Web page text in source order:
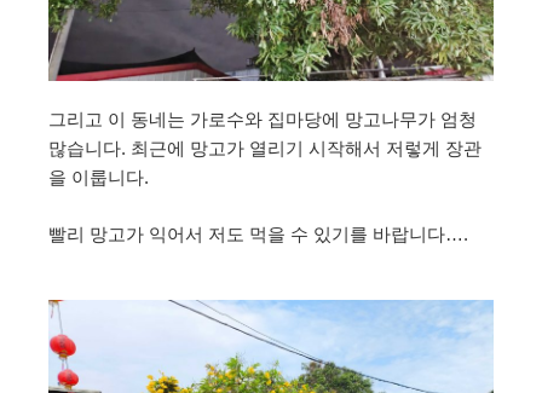
그리고 이 동네는 가로수와 집마당에 망고나무가 엄청
많습니다. 최근에 망고가 열리기 시작해서 저렇게 장관
을 이룹니다.
빨리 망고가 익어서 저도 먹을 수 있기를 바랍니다….